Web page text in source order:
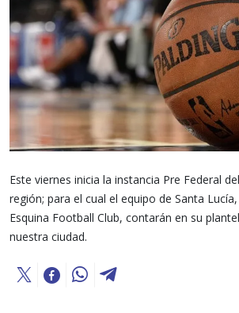
Este viernes inicia la instancia Pre Federal
región; para el cual el equipo de Santa
Esquina Football Club, contarán en su
nuestra ciudad.